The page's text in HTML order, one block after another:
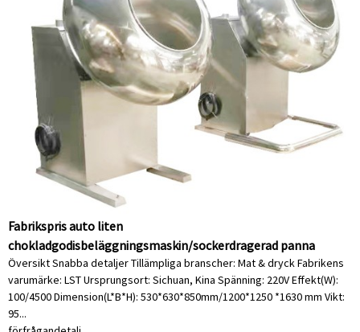
Fabrikspris auto liten
chokladgodisbeläggningsmaskin/sockerdragerad panna
Översikt Snabba detaljer Tillämpliga branscher: Mat & dryck Fabrikens
varumärke: LST Ursprungsort: Sichuan, Kina Spänning: 220V Effekt(W):
100/4500 Dimension(L*B*H): 530*630*850mm/1200*1250 *1630 mm Vikt:
95...